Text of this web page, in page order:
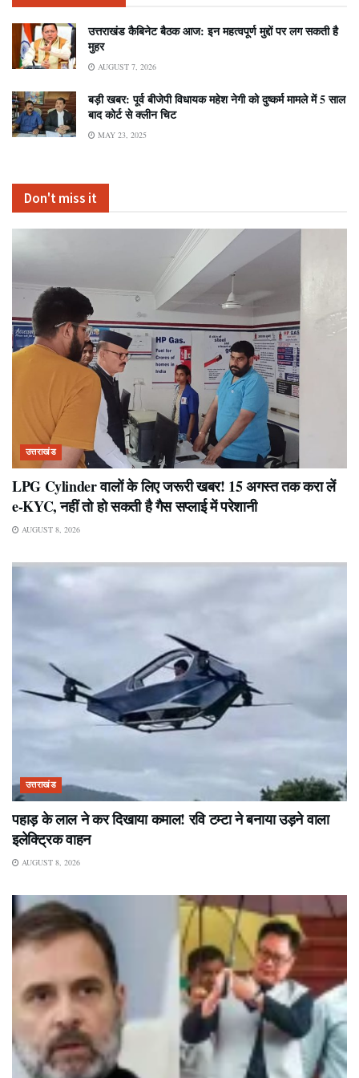
उत्तराखंड कैबिनेट बैठक आज: इन महत्वपूर्ण मुद्दों पर लग सकती है
मुहर
AUGUST 7, 2026
बड़ी खबर: पूर्व बीजेपी विधायक महेश नेगी को दुष्कर्म मामले में 5 साल
बाद कोर्ट से क्लीन चिट
MAY 23, 2025
Don't miss it
उत्तराखंड
LPG Cylinder वालों के लिए जरूरी खबर! 15 अगस्त तक करा लें
e-KYC, नहीं तो हो सकती है गैस सप्लाई में परेशानी
AUGUST 8, 2026
उत्तराखंड
पहाड़ के लाल ने कर दिखाया कमाल! रवि टम्टा ने बनाया उड़ने वाला
इलेक्ट्रिक वाहन
AUGUST 8, 2026